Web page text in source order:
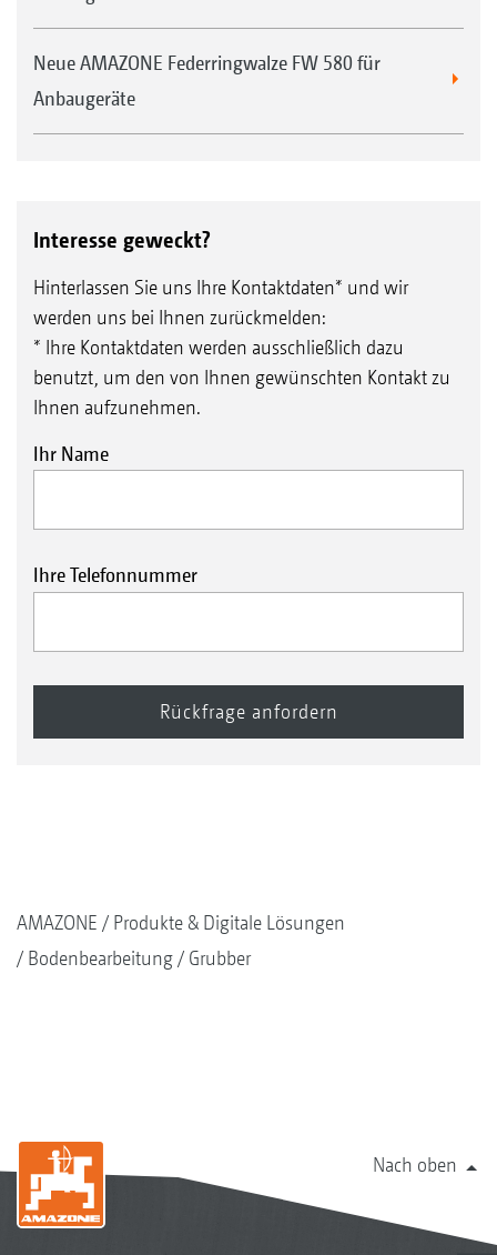
Neue AMAZONE Federringwalze FW 580 für
Anbaugeräte
Interesse geweckt?
Hinterlassen Sie uns Ihre Kontaktdaten* und wir
werden uns bei Ihnen zurückmelden:
* Ihre Kontaktdaten werden ausschließlich dazu
benutzt, um den von Ihnen gewünschten Kontakt zu
Ihnen aufzunehmen.
Ihr Name
Ihre Telefonnummer
AMAZONE
Produkte & Digitale Lösungen
Bodenbearbeitung
Grubber
Nach oben